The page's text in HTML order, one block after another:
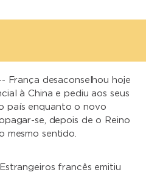
França desaconselhou hoje
à China e pediu aos seus
país enquanto o novo
se, depois de o Reino
mesmo sentido.
francês emitiu